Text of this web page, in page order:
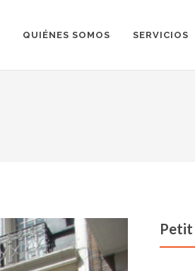
QUIÉNES SOMOS SERVICIOS
Petit